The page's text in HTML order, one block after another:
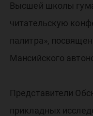
Высшей школы
читательскую
палитра»,
Мансийского
Представители
прикладных